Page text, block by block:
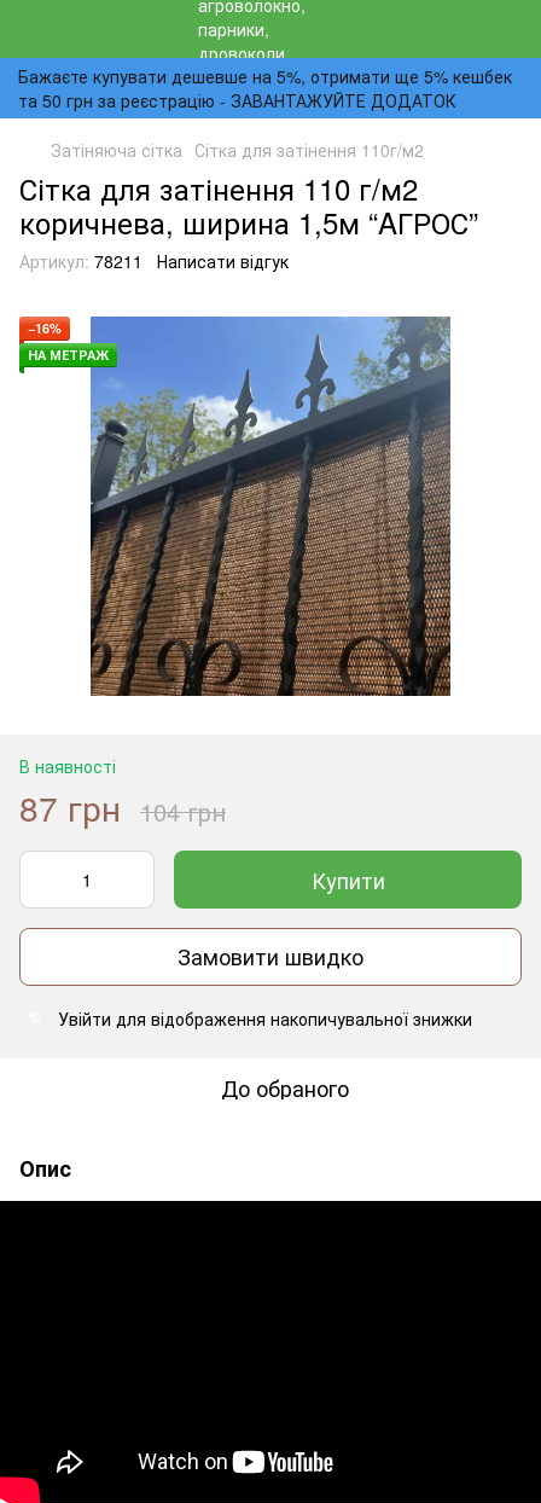
Бажаєте купувати дешевше на 5%, отримати ще 5% кешбек
та 50 грн за реєстрацію - ЗАВАНТАЖУЙТЕ ДОДАТОК
Затіняюча сітка Сітка для затінення 110г/м2
Сітка для затінення 110 г/м2
коричнева, ширина 1,5м “AГРОС”
Артикул: 78211 Написати відгук
−16%
НА МЕТРАЖ
В наявності
87 грн 104 грн
Купити
Замовити швидко
Увійти для відображення накопичувальної знижки
До обраного
Опис